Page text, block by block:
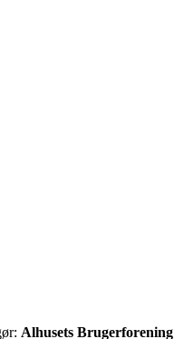
Alhusets Brugerforening